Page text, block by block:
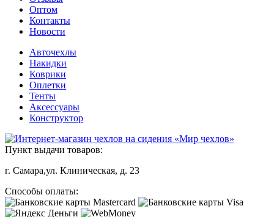
Оптом
Контакты
Новости
Авточехлы
Накидки
Коврики
Оплетки
Тенты
Аксессуары
Конструктор
Пункт выдачи товаров:
г. Самара,ул. Клиническая, д. 23
Способы оплаты: